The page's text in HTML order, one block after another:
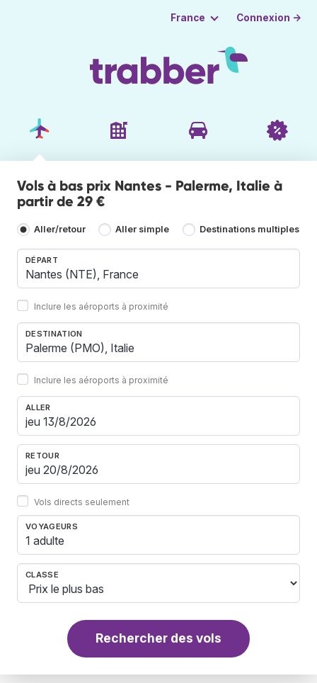
France Connexion →
Vols à bas prix Nantes - Palerme, Italie à
partir de 29 €
Aller/retour Aller simple Destinations multiples
DÉPART
Inclure les aéroports à proximité
DESTINATION
Inclure les aéroports à proximité
ALLER
RETOUR
Vols directs seulement
VOYAGEURS
1 adulte
CLASSE
Rechercher des vols